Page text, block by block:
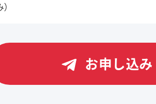
お申し込み